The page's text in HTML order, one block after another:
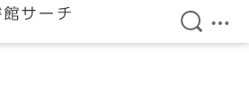
検索を
メ